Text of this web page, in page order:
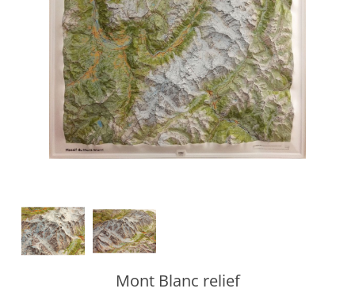
Mont Blanc relief